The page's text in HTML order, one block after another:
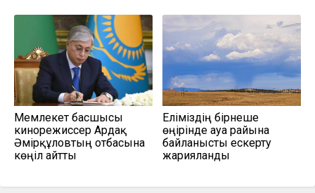
Мемлекет басшысы
кинорежиссер Ардақ
Әмірқұловтың отбасына
көңіл айтты
Еліміздің бірнеше
өңірінде ауа райына
байланысты ескерту
жарияланды